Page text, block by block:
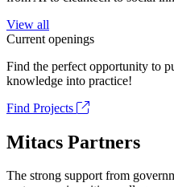
View all
Current openings
Find the perfect opportunity to
knowledge into practice!
Find Projects
Mitacs Partners
The strong support from